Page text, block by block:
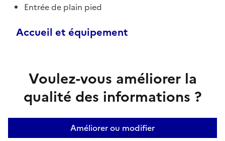
Entrée de plain pied
Accueil et équipement
Voulez-vous améliorer la
qualité des informations ?
Améliorer ou modifier